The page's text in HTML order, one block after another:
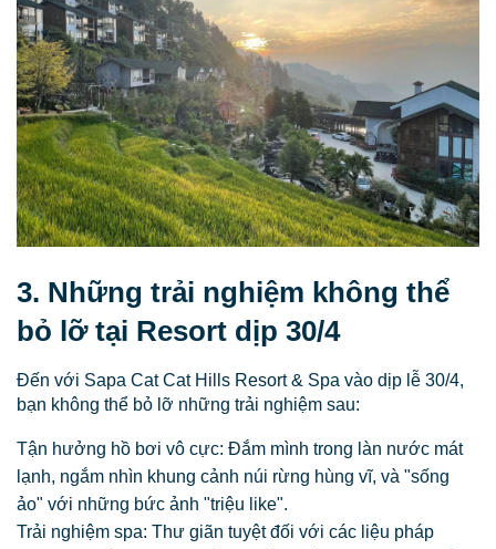
3. Những trải nghiệm không thể
bỏ lỡ tại Resort dịp 30/4
Đến với Sapa Cat Cat Hills Resort & Spa vào dịp lễ 30/4,
bạn không thể bỏ lỡ những trải nghiệm sau:
Tận hưởng hồ bơi vô cực: Đắm mình trong làn nước mát
lạnh, ngắm nhìn khung cảnh núi rừng hùng vĩ, và "sống
ảo" với những bức ảnh "triệu like".
Trải nghiệm spa: Thư giãn tuyệt đối với các liệu pháp